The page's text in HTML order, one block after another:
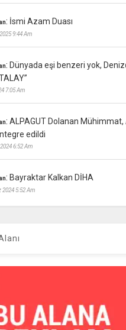
: İsmi Azam Duası
9:44 Am
: Dünyada eşi benzeri yok,
7:05 Am
: ALPAGUT Dolanan Mühimmat,
edildi
6:52 Am
: Bayraktar Kalkan DİHA
5:52 Am